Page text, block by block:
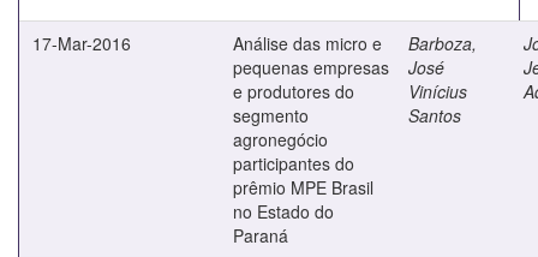
17-Mar-2016
Análise das micro e
pequenas empresas
e produtores do
segmento
agronegócio
participantes do
prêmio MPE Brasil
no Estado do
Paraná
Barboza,
José
Vinícius
Santos